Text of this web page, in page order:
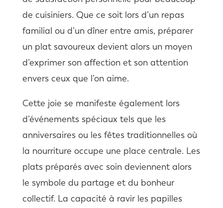
de cuisiniers. Que ce soit lors d’un repas
familial ou d’un dîner entre amis, préparer
un plat savoureux devient alors un moyen
d’exprimer son affection et son attention
envers ceux que l’on aime.
Cette joie se manifeste également lors
d’événements spéciaux tels que les
anniversaires ou les fêtes traditionnelles où
la nourriture occupe une place centrale. Les
plats préparés avec soin deviennent alors
le symbole du partage et du bonheur
collectif. La capacité à ravir les papilles